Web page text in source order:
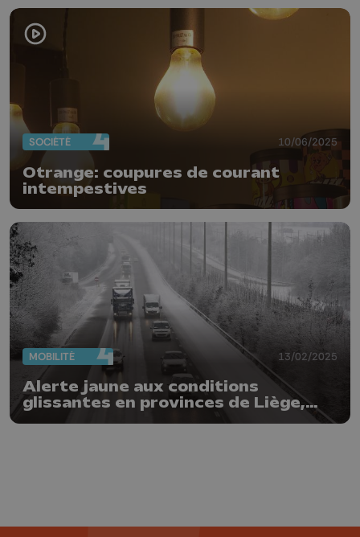
SOCIÉTÉ 10/06/2025
Otrange: coupures de courant
intempestives
MOBILITÉ 13/02/2025
Alerte jaune aux conditions
glissantes en provinces de Liège,